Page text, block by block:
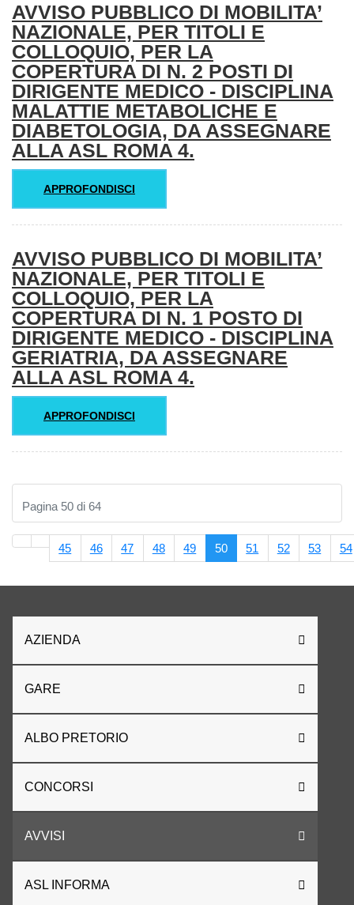
AVVISO PUBBLICO DI MOBILITA’
NAZIONALE, PER TITOLI E
COLLOQUIO, PER LA
COPERTURA DI N. 2 POSTI DI
DIRIGENTE MEDICO - DISCIPLINA
MALATTIE METABOLICHE E
DIABETOLOGIA, DA ASSEGNARE
ALLA ASL ROMA 4.
APPROFONDISCI
AVVISO PUBBLICO DI MOBILITA’
NAZIONALE, PER TITOLI E
COLLOQUIO, PER LA
COPERTURA DI N. 1 POSTO DI
DIRIGENTE MEDICO - DISCIPLINA
GERIATRIA, DA ASSEGNARE
ALLA ASL ROMA 4.
APPROFONDISCI
Pagina 50 di 64
45 46 47 48 49 50 51 52 53 54
AZIENDA
GARE
ALBO PRETORIO
CONCORSI
AVVISI
ASL INFORMA